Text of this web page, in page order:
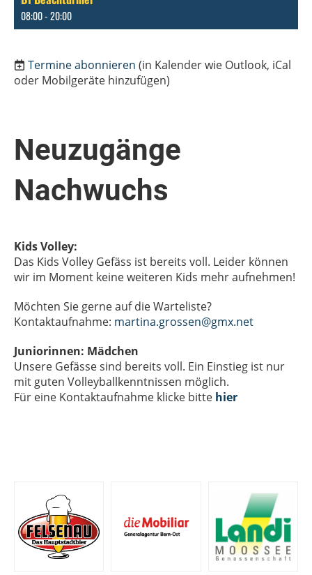
08:00 - 20:00
Termine abonnieren (in Kalender wie Outlook, iCal
oder Mobilgeräte hinzufügen)
Neuzugänge
Nachwuchs
Kids Volley:
Das Kids Volley Gefäss ist bereits voll. Leider können
wir im Moment keine weiteren Kids mehr aufnehmen!
Möchten Sie gerne auf die Warteliste?
Kontaktaufnahme: martina.grossen@gmx.net
Juniorinnen: Mädchen
Unsere Gefässe sind bereits voll. Ein Einstieg ist nur
mit guten Volleyballkenntnissen möglich.
Für eine Kontaktaufnahme klicke bitte hier